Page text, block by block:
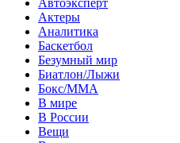
Актеры
Аналитика
Баскетбол
Безумный мир
Биатлон/Лыжи
Бокс/MMA
В мире
В России
Вещи